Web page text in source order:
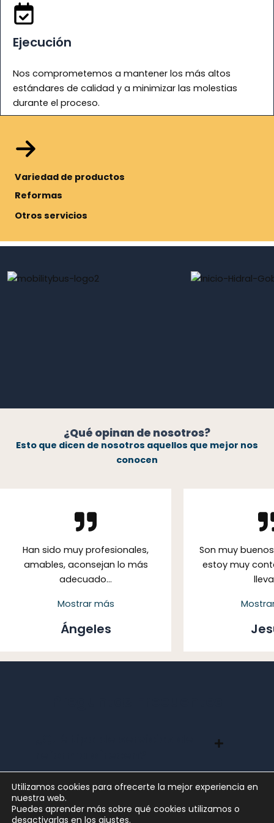
Ejecución
Nos comprometemos a mantener los más altos
estándares de calidad y a minimizar las molestias
durante el proceso.
Variedad de productos
Reformas
Otros servicios
¿Qué opinan de nosotros?
Esto que dicen de nosotros aquellos que mejor nos
conocen
Han sido muy profesionales,
amables, aconsejan lo más
adecuado…
Mostrar más
Ángeles
Son muy
estoy muy
¿Cómo se calcula el
presupuesto para un
Utilizamos cookies para ofrecerte la mejor experiencia en
nuestra web.
Puedes aprender más sobre qué cookies utilizamos o
desactivarlas en los ajustes.